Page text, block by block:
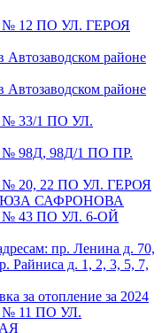
12 ПО УЛ. ГЕРОЯ
районе
районе
33/1 ПО УЛ.
98Д/1 ПО ПР.
22 ПО УЛ. ГЕРОЯ
САФРОНОВА
43 ПО УЛ. 6-ОЙ
пр. Ленина д. 70,
Райниса д. 1, 2, 3, 5, 7,
за отопление за 2024
11 ПО УЛ.